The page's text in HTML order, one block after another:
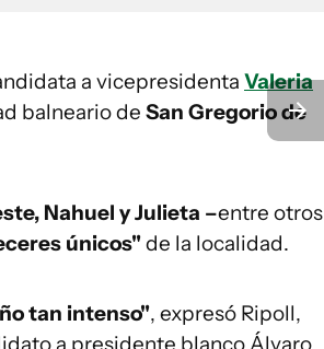
a vicepresidenta Valeria
balneario de San Gregorio de
Nahuel y Julieta –entre otros
únicos"de la localidad.
tan intenso", expresó Ripoll,